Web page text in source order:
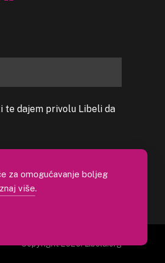
dajem privolu Libeli da
Copyright 2026. Libela.org
za omogućavanje boljeg
više.